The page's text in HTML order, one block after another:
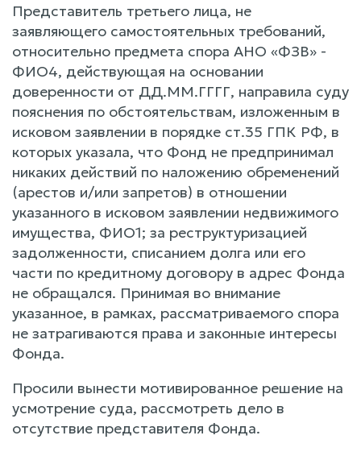
Представитель третьего лица, не
заявляющего самостоятельных требований,
относительно предмета спора АНО «ФЗВ» -
ФИО4, действующая на основании
доверенности от ДД.ММ.ГГГГ, направила суду
пояснения по обстоятельствам, изложенным в
исковом заявлении в порядке ст.35 ГПК РФ, в
которых указала, что Фонд не предпринимал
никаких действий по наложению обременений
(арестов и/или запретов) в отношении
указанного в исковом заявлении недвижимого
имущества, ФИО1; за реструктуризацией
задолженности, списанием долга или его
части по кредитному договору в адрес Фонда
не обращался. Принимая во внимание
указанное, в рамках, рассматриваемого спора
не затрагиваются права и законные интересы
Фонда.
Просили вынести мотивированное решение на
усмотрение суда, рассмотреть дело в
отсутствие представителя Фонда.